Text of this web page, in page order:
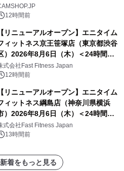
12時間前
【リニューアルオープン】エニタイム
ィットネス京王笹塚店（東京都渋谷
）2026年8月6日（木）＜24時間年
無休のフィットネスジム＞
式会社Fast Fitness Japan
12時間前
【リニューアルオープン】エニタイム
ィットネス綱島店（神奈川県横浜
）2026年8月6日（木）＜24時間年
無休のフィットネスジム＞
式会社Fast Fitness Japan
13時間前
着をもっと見る